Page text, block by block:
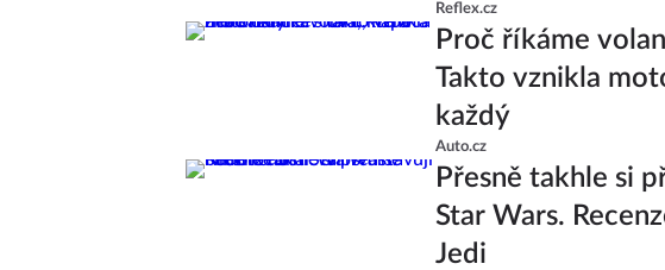
Reflex.cz
Proč říkáme
Takto vznikla
každý
Auto.cz
Přesně takhle si
Star Wars.
Jedi